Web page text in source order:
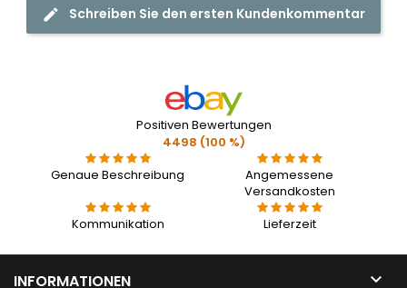
Schreiben Sie den ersten Kundenkommentar
Positiven Bewertungen
4498 (100 %)
Genaue Beschreibung
Angemessene
Versandkosten
Kommunikation
Lieferzeit
INFORMATIONEN 